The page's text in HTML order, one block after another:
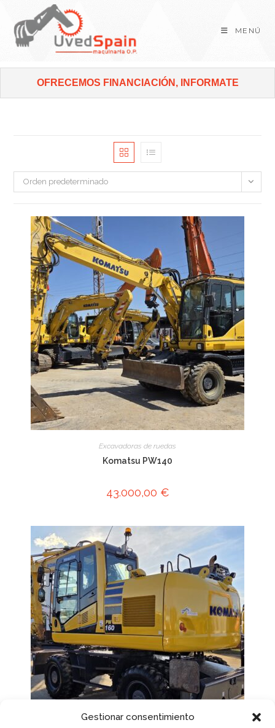
Gestionar consentimiento
MENÚ
OFRECEMOS FINANCIACIÓN, INFORMATE
Orden predeterminado
Excavadoras de ruedas
Komatsu PW140
43.000,00 €